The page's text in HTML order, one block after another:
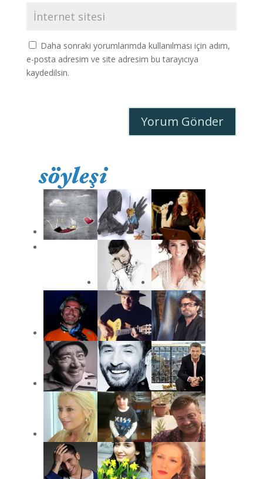
Daha sonraki yorumlarımda kullanılması için adım,
e-posta adresim ve site adresim bu tarayıcıya
kaydedilsin.